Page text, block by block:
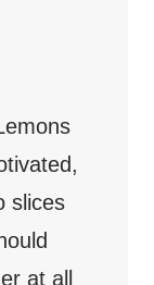
slices
at all